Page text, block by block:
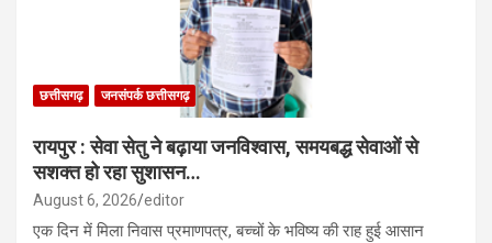
छत्तीसगढ़ जनसंपर्क छत्तीसगढ़
रायपुर : सेवा सेतु ने बढ़ाया जनविश्वास, समयबद्ध सेवाओं से
सशक्त हो रहा सुशासन…
August 6, 2026 editor
एक दिन में मिला निवास प्रमाणपत्र, बच्चों के भविष्य की राह हुई आसान